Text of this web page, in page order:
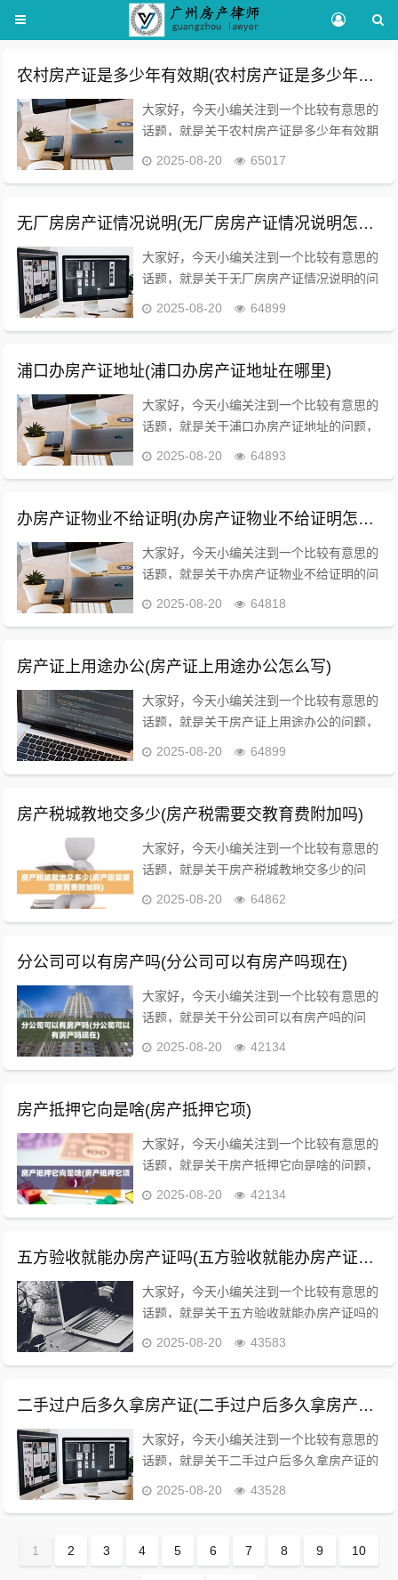
农村房产证是多少年有效期(农村房产证是多少年有效期的)
大家好，今天小编关注到一个比较有意思的
话题，就是关于农村房产证是多少年有效期
村建房证...
2025-08-20 65017
无厂房房产证情况说明(无厂房房产证情况说明怎么写)
大家好，今天小编关注到一个比较有意思的
话题，就是关于无厂房房产证情况说明的问
有房产证怎么...
2025-08-20 64899
浦口办房产证地址(浦口办房产证地址在哪里)
大家好，今天小编关注到一个比较有意思的
话题，就是关于浦口办房产证地址的问题，
理？南京市...
2025-08-20 64893
办房产证物业不给证明(办房产证物业不给证明怎么办)
大家好，今天小编关注到一个比较有意思的
话题，就是关于办房产证物业不给证明的问
出所不给开怎...
2025-08-20 64818
房产证上用途办公(房产证上用途办公怎么写)
大家好，今天小编关注到一个比较有意思的
话题，就是关于房产证上用途办公的问题，
宅可以用做...
2025-08-20 64899
房产税城教地交多少(房产税需要交教育费附加吗)
大家好，今天小编关注到一个比较有意思的
话题，就是关于房产税城教地交多少的问
自建房屋如...
2025-08-20 64862
分公司可以有房产吗(分公司可以有房产吗现在)
大家好，今天小编关注到一个比较有意思的
话题，就是关于分公司可以有房产吗的问
理什么手续？...
2025-08-20 42134
房产抵押它向是啥(房产抵押它项)
大家好，今天小编关注到一个比较有意思的
话题，就是关于房产抵押它向是啥的问题，
权证和房产...
2025-08-20 42134
五方验收就能办房产证吗(五方验收就能办房产证吗现在)
大家好，今天小编关注到一个比较有意思的
话题，就是关于五方验收就能办房产证吗的
验收后能否...
2025-08-20 43583
二手过户后多久拿房产证(二手过户后多久拿房产证啊)
大家好，今天小编关注到一个比较有意思的
话题，就是关于二手过户后多久拿房产证的
上海纯公...
2025-08-20 43528
1 2 3 4 5 6 7 8 9 10